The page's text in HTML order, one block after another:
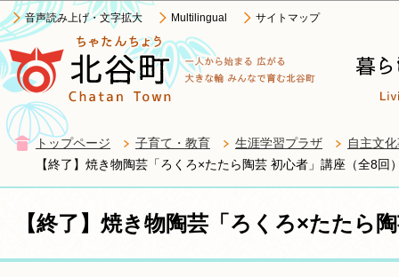
音声読み上げ・文字拡大 Multilingual サイトマップ
トップページ 子育て・教育 生涯学習プラザ
自主文
【終了】焼き物陶芸「ろくろ×たたら陶芸 初心者」講座（全8回
【終了】焼き物陶芸「ろくろ×たたら